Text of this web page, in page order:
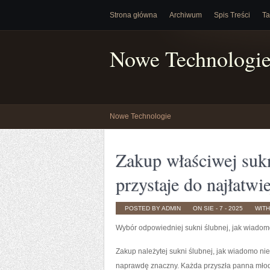
Strona główna Archiwum Spis Treści
Nowe
Nowe Technologie
Zakup właściwej
przystaje do
POSTED BY ADMIN ON SIE - 7 - 2025 WITH
Wybór odpowiedniej sukni ślubnej, jak
Zakup należytej sukni ślubnej, jak wiadomo
naprawdę znaczny. Każda przyszła panna